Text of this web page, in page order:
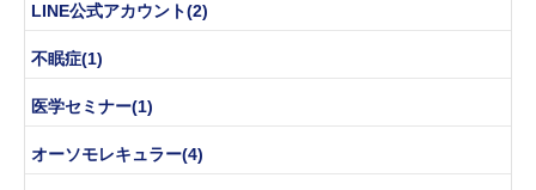
LINE公式アカウント(2)
不眠症(1)
医学セミナー(1)
オーソモレキュラー(4)